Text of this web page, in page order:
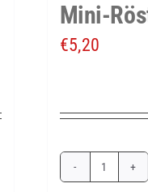
Mini-
€5,20
Mini-